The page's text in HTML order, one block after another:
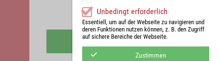
Angemeldet bleiben
Anmelden
Unbedingt erforderlich
Essentiell, um auf der Webseite zu navigieren und
deren Funktionen nutzen können, z. B. den Zugriff
auf sichere Bereiche der Webseite.
Zustimmen